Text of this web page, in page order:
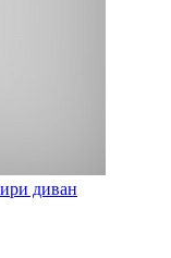
диван